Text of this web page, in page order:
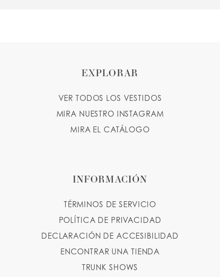
EXPLORAR
VER TODOS LOS VESTIDOS
MIRA NUESTRO INSTAGRAM
MIRA EL CATÁLOGO
INFORMACIÓN
TÉRMINOS DE SERVICIO
POLÍTICA DE PRIVACIDAD
DECLARACIÓN DE ACCESIBILIDAD
ENCONTRAR UNA TIENDA
TRUNK SHOWS